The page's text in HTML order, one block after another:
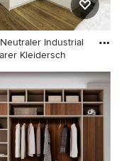
Industrial
Kleidersch
Neutraler Industrial
Kleiderschrank
Schränken,
Holzboden, weißen
und braunem
Hamburg